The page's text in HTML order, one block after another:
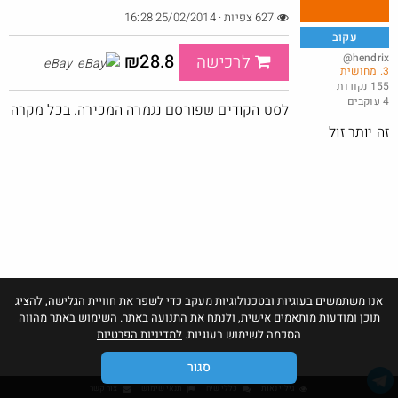
באג? רק לפריים - משלוח חינם ללא הגבלת 49$
18· 42· 841
אנו משתמשים בעוגיות ובטכנולוגיות מעקב כדי לשפר את חוויית הגלישה, להציג
תוכן ומודעות מותאמים אישית, ולנתח את התנועה באתר. השימוש באתר מהווה
הסכמה לשימוש בעוגיות. למדיניות הפרטיות
סגור
עקוב
@hendrix
3. מחושית
155 נקודות
4 עוקבים
לרכישה ₪28.8
eBay
לסט הקודים שפורסם נגמרה המכירה. בכל מקרה
זה יותר זול